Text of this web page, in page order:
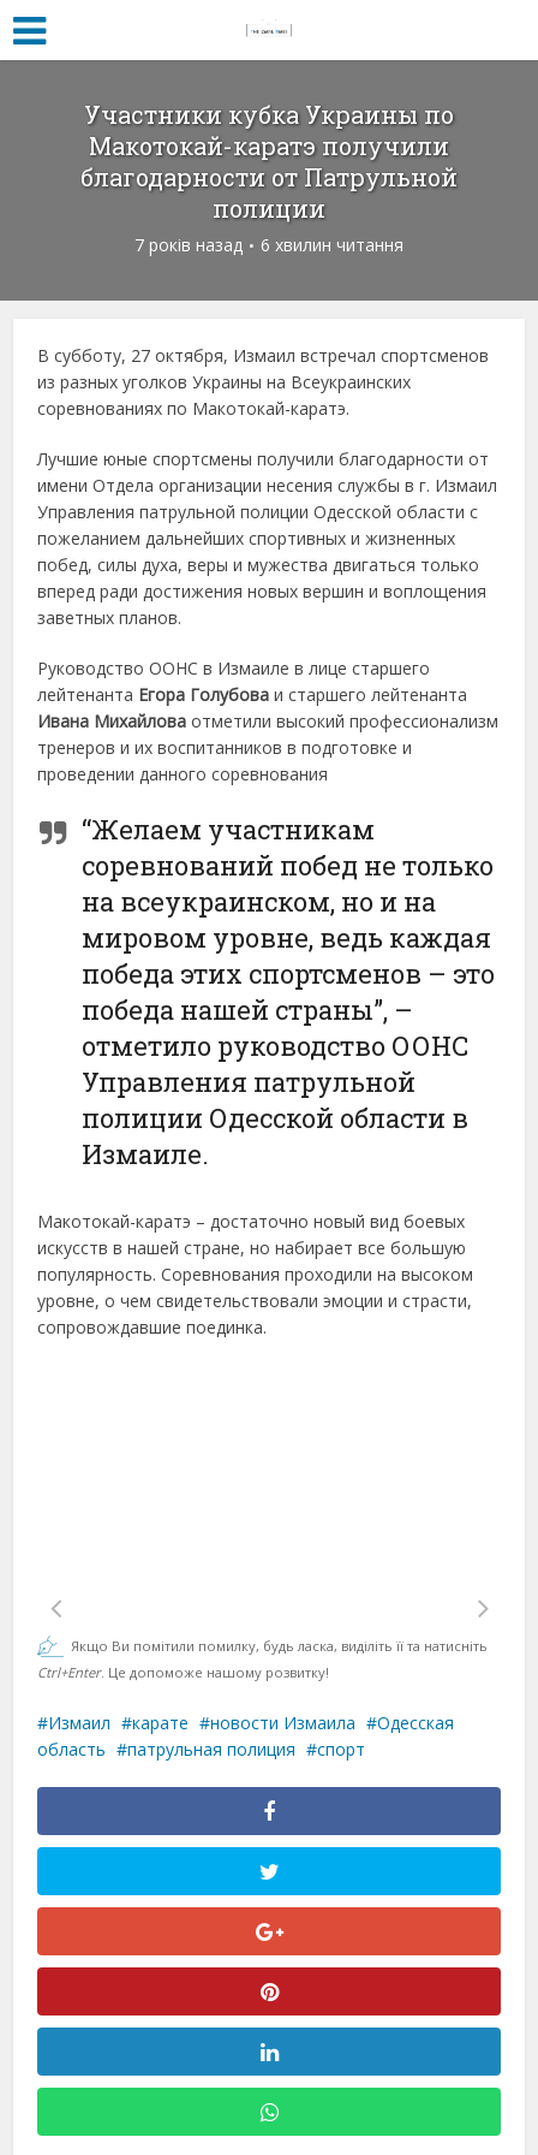
Участники кубка Украины по
Макотокай-каратэ получили
благодарности от Патрульной
полиции
7 років назад 6 хвилин читання
В субботу, 27 октября, Измаил встречал спортсменов
из разных уголков Украины на Всеукраинских
соревнованиях по Макотокай-каратэ.
Лучшие юные спортсмены получили благодарности от
имени Отдела организации несения службы в г. Измаил
Управления патрульной полиции Одесской области с
пожеланием дальнейших спортивных и жизненных
побед, силы духа, веры и мужества двигаться только
вперед ради достижения новых вершин и воплощения
заветных планов.
Руководство ООНС в Измаиле в лице старшего
лейтенанта Егора Голубова и старшего лейтенанта
Ивана Михайлова отметили высокий профессионализм
тренеров и их воспитанников в подготовке и
проведении данного соревнования
“Желаем участникам
соревнований побед не только
на всеукраинском, но и на
мировом уровне, ведь каждая
победа этих спортсменов – это
победа нашей страны”, –
отметило руководство ООНС
Управления патрульной
полиции Одесской области в
Измаиле.
Макотокай-каратэ – достаточно новый вид боевых
искусств в нашей стране, но набирает все большую
популярность. Соревнования проходили на высоком
уровне, о чем свидетельствовали эмоции и страсти,
сопровождавшие поединка.
Якщо Ви помітили помилку, будь ласка, виділіть її та натисніть
Ctrl+Enter. Це допоможе нашому розвитку!
Измаил карате новости Измаила
Одесская
область
патрульная полиция спорт